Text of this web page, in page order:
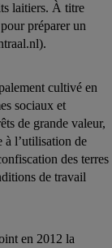
laitiers. À titre
préparer un
cultivé en
sociaux et
de grande valeur,
à l’utilisation de
des terres
de travail
en 2012 la